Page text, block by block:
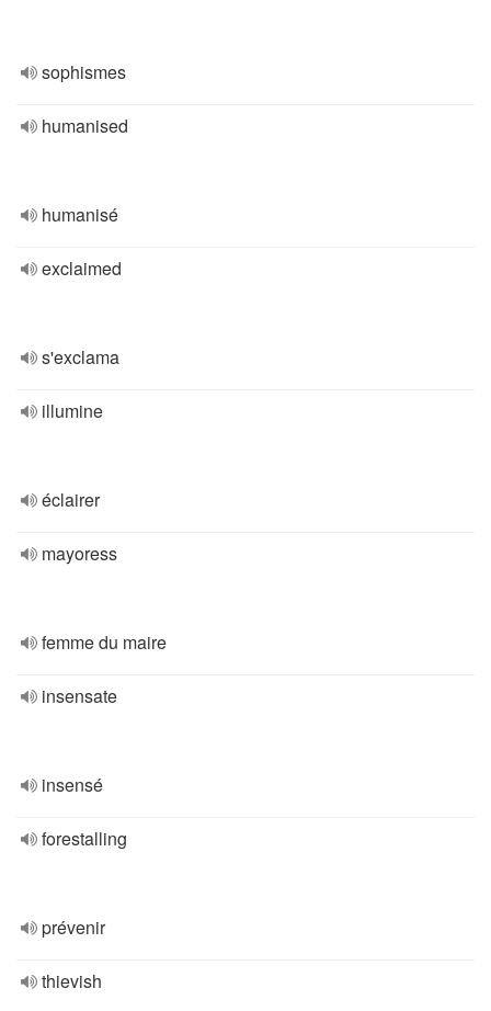
sophismes
humanised
humanisé
exclaimed
s'exclama
illumine
éclairer
mayoress
femme du maire
insensate
insensé
forestalling
prévenir
thievish